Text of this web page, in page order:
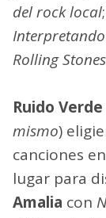
del rock local;
Rolling Stones
Ruido Verde
mismo)
canciones
lugar para
Amalia con